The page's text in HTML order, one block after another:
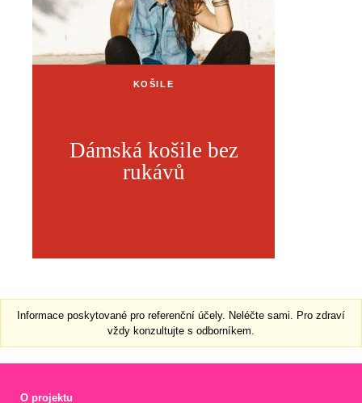
KOŠILE
Dámská košile bez
rukávů
Informace poskytované pro referenční účely. Neléčte sami. Pro zdraví
vždy konzultujte s odborníkem.
O projektu